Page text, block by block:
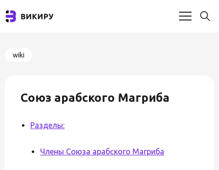
wiki
Союз арабского Магриба
Разделы:
Члены Союза арабского Магриба